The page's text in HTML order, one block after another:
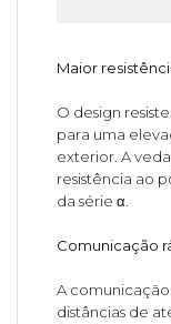
Maior
O design
para uma
exterior. A
resistência ao
da série α.
Comunicação
A
distâncias de